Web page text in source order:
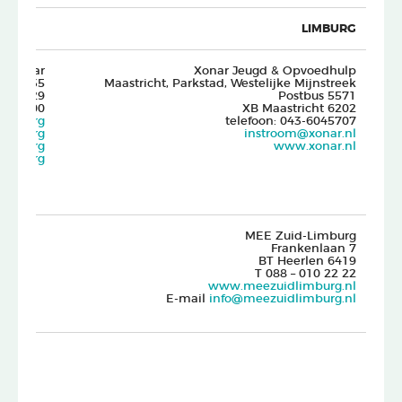
LIMBURG
Xonar Jeugd & Opvoedhulp
Maastricht, Parkstad, Westelijke Mijnstreek
Postbus 5571
6202 XB Maastricht
telefoon: 043-6045707
instroom@xonar.nl
www.xonar.nl
Radar
35
6229 EG Maastricht
MEE Zuid-Limburg
Frankenlaan 7
6419 BT Heerlen
T 088 – 010 22 22
www.meezuidlimburg.nl
E-mail info@meezuidlimburg.nl